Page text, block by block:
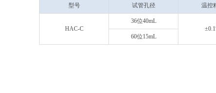
型号
试管孔径 温控
HAC-C
36位40mL
±0.1
60位15mL